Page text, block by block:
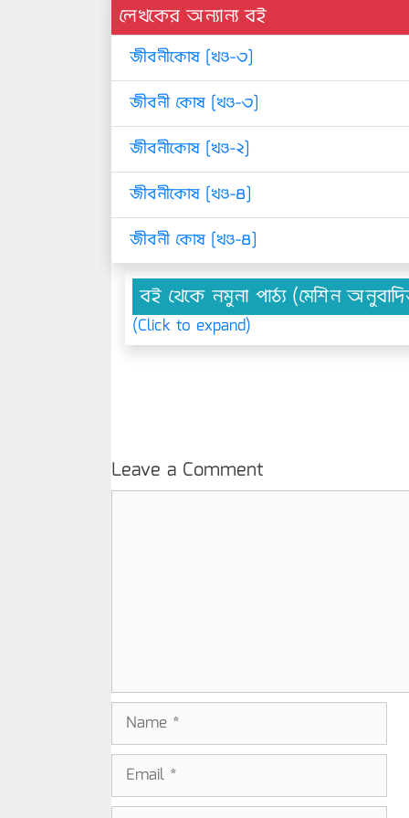
লেখকের অন্যান্য বই
জীবনীকোষ [খণ্ড-৩]
জীবনী কোষ [খণ্ড-৩]
জীবনীকোষ [খণ্ড-২]
জীবনীকোষ [খণ্ড-৪]
জীবনী কোষ [খণ্ড-৪]
বই থেকে নমুনা পাঠ্য (মেশিন
(Click to expand)
Leave a Comment
Name
Email